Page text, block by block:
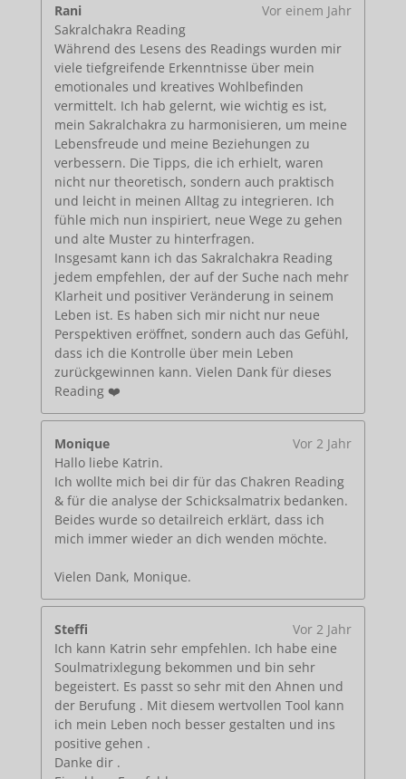
Rani
Vor einem Jahr
Sakralchakra Reading
Während des Lesens des Readings wurden mir
viele tiefgreifende Erkenntnisse über mein
emotionales und kreatives Wohlbefinden
vermittelt. Ich hab gelernt, wie wichtig es ist,
mein Sakralchakra zu harmonisieren, um meine
Lebensfreude und meine Beziehungen zu
verbessern. Die Tipps, die ich erhielt, waren
nicht nur theoretisch, sondern auch praktisch
und leicht in meinen Alltag zu integrieren. Ich
fühle mich nun inspiriert, neue Wege zu gehen
und alte Muster zu hinterfragen.
Insgesamt kann ich das Sakralchakra Reading
jedem empfehlen, der auf der Suche nach mehr
Klarheit und positiver Veränderung in seinem
Leben ist. Es haben sich mir nicht nur neue
Perspektiven eröffnet, sondern auch das Gefühl,
dass ich die Kontrolle über mein Leben
zurückgewinnen kann. Vielen Dank für dieses
Reading ❤️
Monique
Vor 2 Jahr
Hallo liebe Katrin.
Ich wollte mich bei dir für das Chakren Reading
& für die analyse der Schicksalmatrix bedanken.
Beides wurde so detailreich erklärt, dass ich
mich immer wieder an dich wenden möchte.
Vielen Dank, Monique.
Steffi
Vor 2 Jahr
Ich kann Katrin sehr empfehlen. Ich habe eine
Soulmatrixlegung bekommen und bin sehr
begeistert. Es passt so sehr mit den Ahnen und
der Berufung . Mit diesem wertvollen Tool kann
ich mein Leben noch besser gestalten und ins
positive gehen .
Danke dir .